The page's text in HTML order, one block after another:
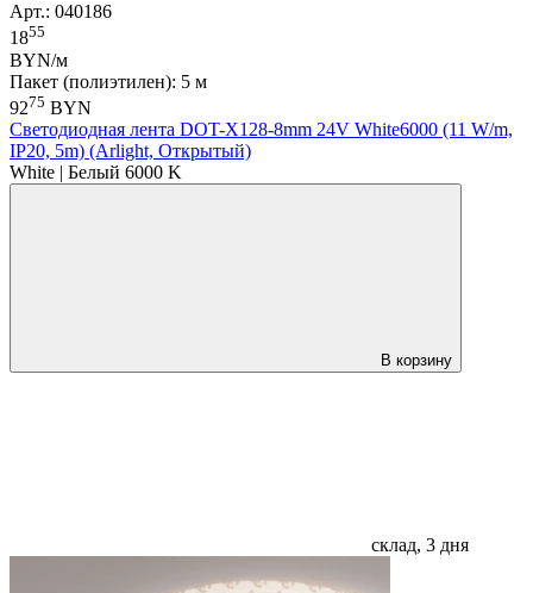
Арт.: 040186
1855
BYN/м
Пакет (полиэтилен): 5 м
9275 BYN
Светодиодная лента DOT-X128-8mm 24V White6000 (11 W/m,
IP20, 5m) (Arlight, Открытый)
White | Белый 6000 K
В корзину
склад, 3 дня